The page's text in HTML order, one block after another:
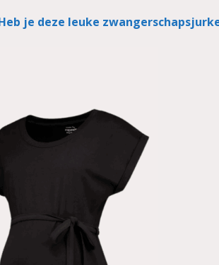
je deze leuke